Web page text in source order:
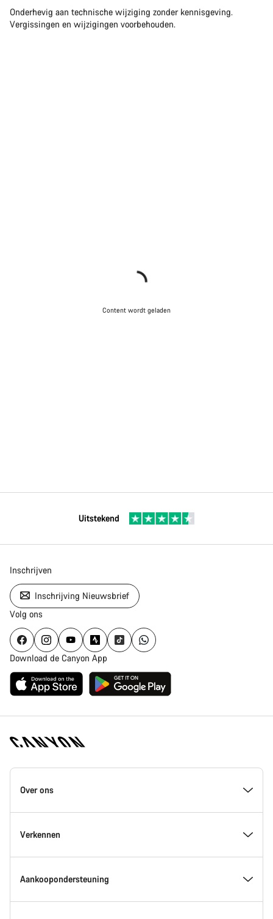
Onderhevig aan technische wijziging zonder kennisgeving.
Vergissingen en wijzigingen voorbehouden.
Content wordt geladen
Uitstekend
Inschrijven
Inschrijving Nieuwsbrief
Volg ons
Download de Canyon App
Canyon
Homepage
Over ons
Inside Canyon
Innovatie bij Canyon
Verkennen
Evenementen
Aankoopondersteuning